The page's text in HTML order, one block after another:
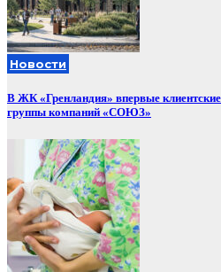
Новости
В ЖК «Гренландия» впервые
группы компаний «СОЮЗ»